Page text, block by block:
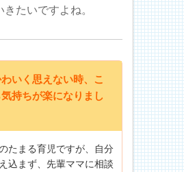
きたいですよね。
いく思えない時、こ
持ちが楽になりまし
たまる育児ですが、自分
込まず、先輩ママに相談